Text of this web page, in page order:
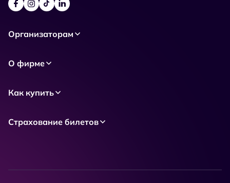
Организаторам
О фирме
Как купить
Страхование билетов